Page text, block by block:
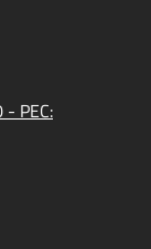
PEC: